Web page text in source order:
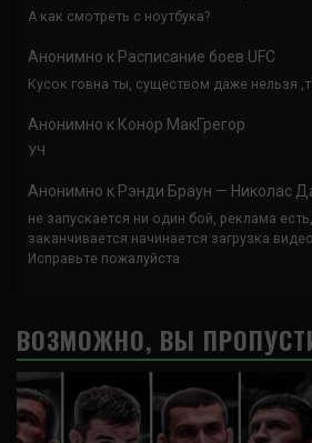
А как смотреть с ноутбука?
Анонимно к Расписание боев UFC
Кусок говна ты, существом даже нельзя
Анонимно к Конор МакГрегор
УЧ
Анонимно к Рэнди Браун — Николас
не запускается ни один бой, реклама
заканчивается начинается загрузка
Исправьте пожалуйста
ВОЗМОЖНО, ВЫ